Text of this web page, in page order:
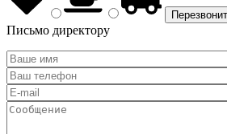
Письмо директору